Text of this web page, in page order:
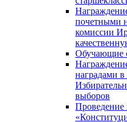
почетными
комиссии
Обучающие
наградами в
выборов
Проведение